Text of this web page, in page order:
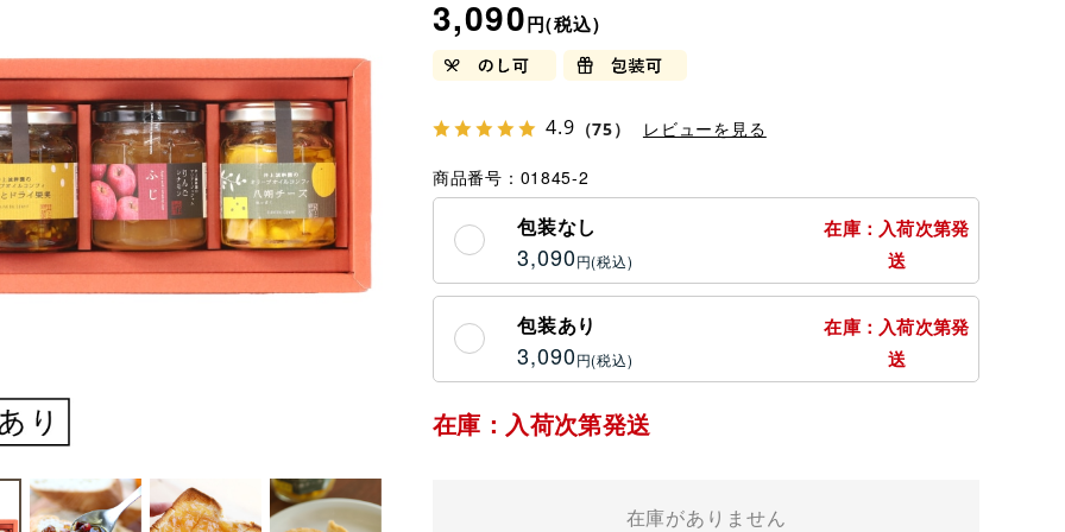
3,090円
商品番号 01845-2
在庫：入荷次第発送
包装なし
3,090円
在庫：入荷次第発
送
包装あり
3,090円
在庫：入荷次第発
送
在庫がありません
4.9 （75） レビューを見る